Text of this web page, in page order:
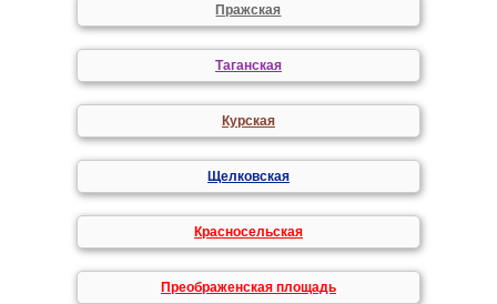
Пражская
Таганская
Курская
Щелковская
Красносельская
Преображенская площадь